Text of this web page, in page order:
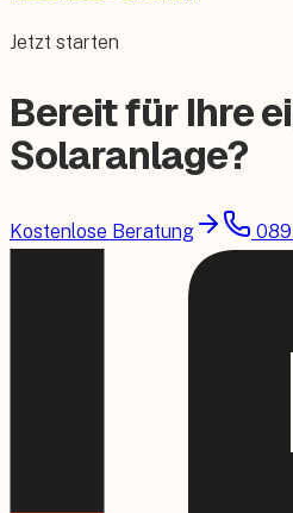
Jetzt starten
Bereit für Ihre
Solaranlage?
Kostenlose Beratung 089